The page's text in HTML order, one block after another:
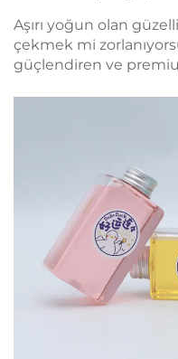
Aşırı yoğun olan
çekmek mi
güçlendiren ve